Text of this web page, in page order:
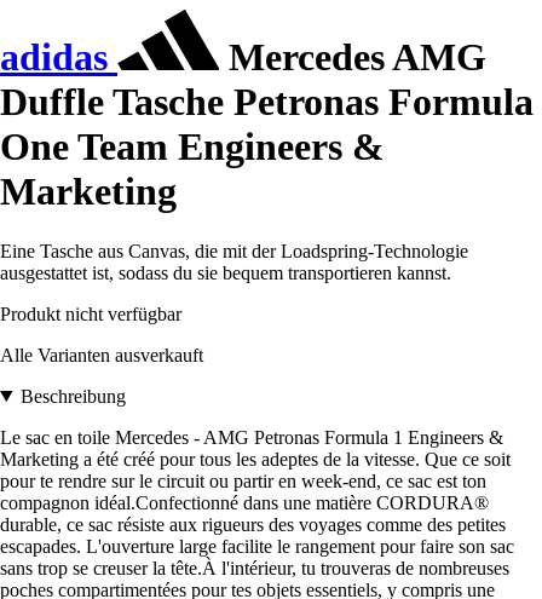
adidas
Mercedes AMG
Duffle Tasche Petronas Formula
One Team Engineers &
Marketing
Eine Tasche aus Canvas, die mit der Loadspring-Technologie
ausgestattet ist, sodass du sie bequem transportieren kannst.
Produkt nicht verfügbar
Alle Varianten ausverkauft
Beschreibung
Le sac en toile Mercedes - AMG Petronas Formula 1 Engineers &
Marketing a été créé pour tous les adeptes de la vitesse. Que ce soit
pour te rendre sur le circuit ou partir en week-end, ce sac est ton
compagnon idéal.Confectionné dans une matière CORDURA®
durable, ce sac résiste aux rigueurs des voyages comme des petites
escapades. L'ouverture large facilite le rangement pour faire son sac
sans trop se creuser la tête.À l'intérieur, tu trouveras de nombreuses
poches compartimentées pour tes objets essentiels, y compris une